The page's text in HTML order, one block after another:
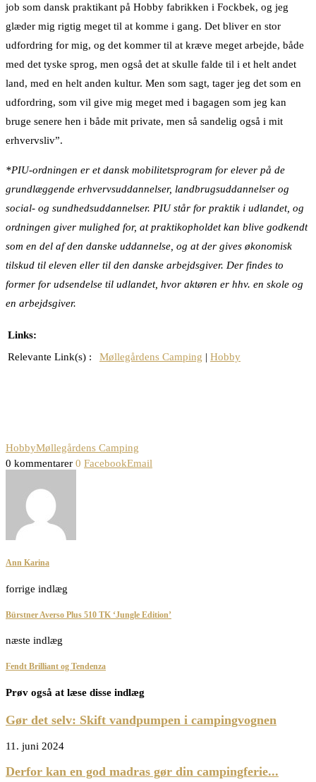
job som dansk praktikant på Hobby fabrikken i Fockbek, og jeg
glæder mig rigtig meget til at komme i gang. Det bliver en stor
udfordring for mig, og det kommer til at kræve meget arbejde, både
med det tyske sprog, men også det at skulle falde til i et helt andet
land, med en helt anden kultur. Men som sagt, tager jeg det som en
udfordring, som vil give mig meget med i bagagen som jeg kan
bruge senere hen i både mit private, men så sandelig også i mit
erhvervsliv”.
*PIU-ordningen er et dansk mobilitetsprogram for elever på de
grundlæggende erhvervsuddannelser, landbrugsuddannelser og
social- og sundhedsuddannelser. PIU står for praktik i udlandet, og
ordningen giver mulighed for, at praktikopholdet kan blive godkendt
som en del af den danske uddannelse, og at der gives økonomisk
tilskud til eleven eller til den danske arbejdsgiver. Der findes to
former for udsendelse til udlandet, hvor aktøren er hhv. en skole og
en arbejdsgiver.
Links:
Relevante Link(s) :
Møllegårdens Camping | Hobby
HobbyMøllegårdens Camping
0 kommentarer 0 FacebookEmail
Ann Karina
forrige indlæg
Bürstner Averso Plus 510 TK ‘Jungle Edition’
næste indlæg
Fendt Brilliant og Tendenza
Prøv også at læse disse indlæg
Gør det selv: Skift vandpumpen i campingvognen
11. juni 2024
Derfor kan en god madras gør din campingferie...